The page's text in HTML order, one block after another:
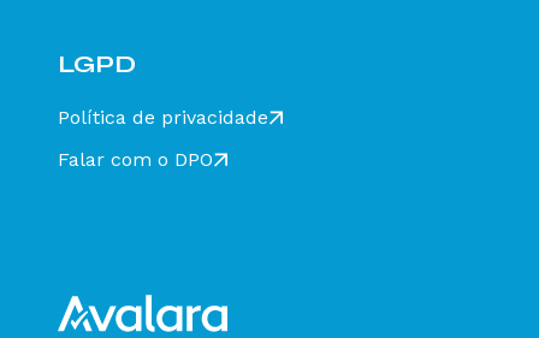
para conexão segura com o Data Center Oobj?
Client?
LGPD
Política de privacidade
Falar com o DPO